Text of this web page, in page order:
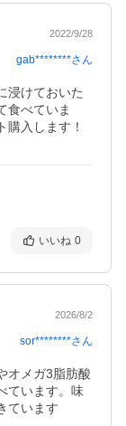
2022/9/28
gab********さん
浸けておいた
食べていま
購入します！
いいね 0
2026/8/2
sor********さん
オメガ3脂肪酸
ています。味